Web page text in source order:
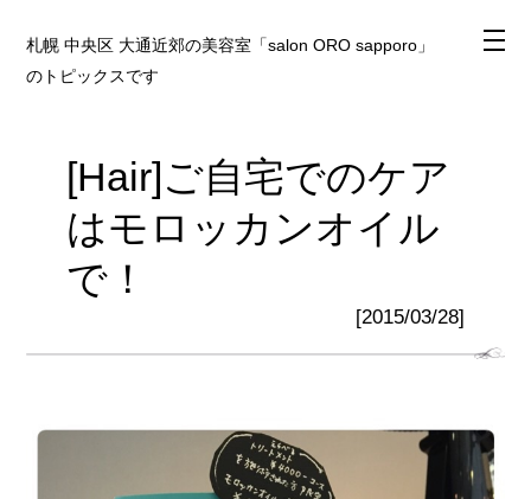
札幌 中央区 大通近郊の美容室「salon ORO sapporo」
のトピックスです
[Hair]ご自宅でのケア
はモロッカンオイル
で！
[2015/03/28]